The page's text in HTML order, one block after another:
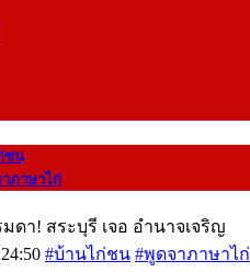
ชน
ภาษาไก่
ดา! สระบุรี เจอ อำนาจเจริญ
#บ้านไก่ชน #พูดจาภาษาไก่